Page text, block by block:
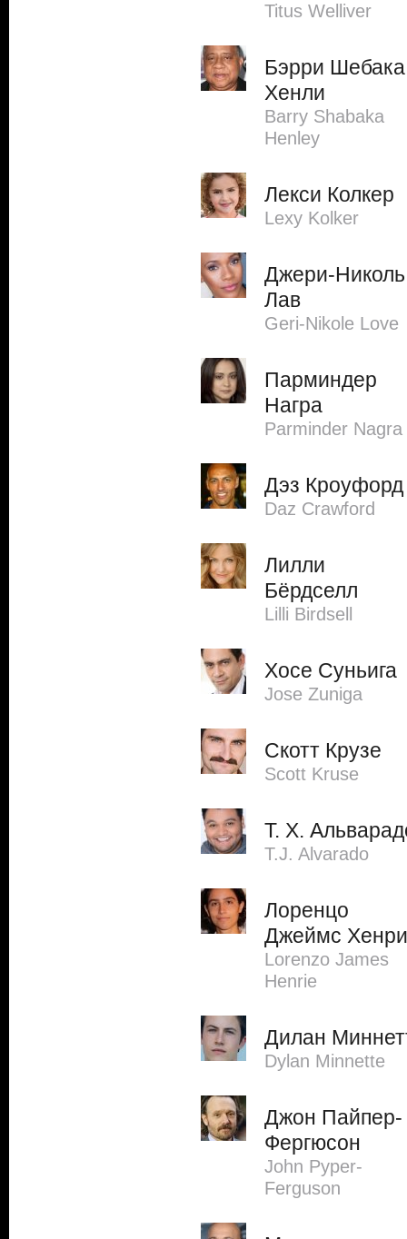
Titus Welliver
Бэрри Шебака
Хенли
Barry Shabaka
Henley
Лекси Колкер
Lexy Kolker
Джери-Николь
Лав
Geri-Nikole Love
Парминдер
Награ
Parminder Nagra
Дэз Кроуфорд
Daz Crawford
Лилли
Бёрдселл
Lilli Birdsell
Хосе Суньига
Jose Zuniga
Скотт Крузе
Scott Kruse
Т. Х.
T.J. Alvarado
Лоренцо
Джеймс Хенри
Lorenzo James
Henrie
Дилан
Dylan Minnette
Джон Пайпер-
Фергюсон
John Pyper-
Ferguson